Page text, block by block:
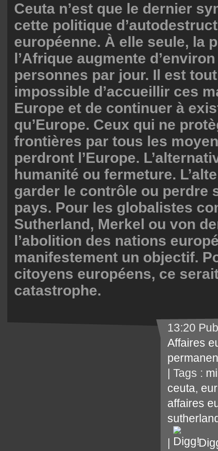
Ceuta n’est que le dernier
cette politique
européenne. À elle seule, la
l’Afrique augmente
personnes par jour. Il est
impossible d’accueillir ces
Europe et de continuer à
qu’Europe. Ceux qui ne
frontières par tous les
perdront l’Europe.
humanité ou fermeture.
garder le contrôle ou perdre
pays. Pour les globalistes
Sutherland, Merkel ou von
l’abolition des nations
manifestement un objectif.
citoyens européens, ce
catastrophe.
13:20
Affaires
| Tags :
ceuta,
affaires